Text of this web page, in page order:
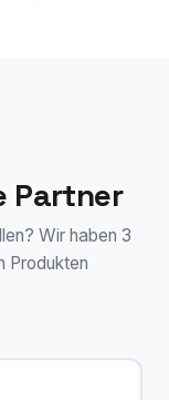
Partner
Wir haben 3
Produkten